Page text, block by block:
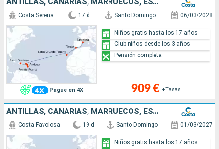
ANTILLAS, CANARIAS, MARRUECOS, ESPAÑA
Pague en 4X
Costa Serena 17 d Santo Domingo 06/03/2028
909 € +Tasas
Niños gratis hasta los 17 años
Club niños desde los 3 años
Pensión completa
ANTILLAS, CANARIAS, MARRUECOS, ESPAÑA
Costa Favolosa 19 d Santo Domingo 01/03/2027
Niños gratis hasta los 17 años